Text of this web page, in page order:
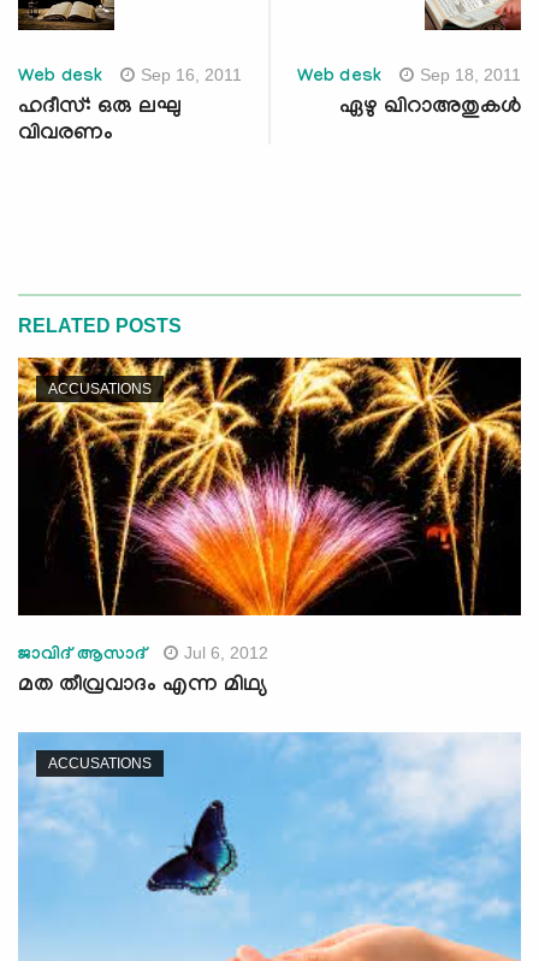
Web desk Sep 16, 2011
ഹദീസ്: ഒരു ലഘു
വിവരണം
Web desk Sep 18, 2011
ഏഴു ഖിറാഅതുകള്‍
RELATED POSTS
ACCUSATIONS
ജാവിദ്‌ ആസാദ്‌ Jul 6, 2012
മത തീവ്രവാദം എന്ന മിഥ്യ
ACCUSATIONS